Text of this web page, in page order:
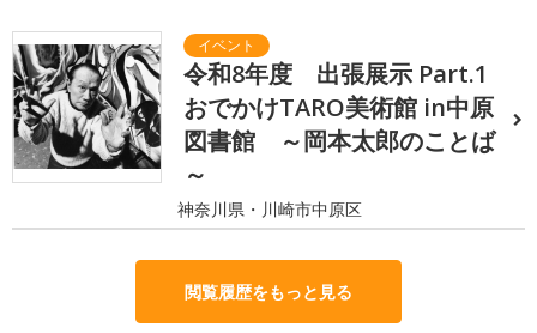
令和8年度 出張展示 Part.1
おでかけTARO美術館 in中原
図書館 ～岡本太郎のことば
～
神奈川県・川崎市中原区
閲覧履歴をもっと見る